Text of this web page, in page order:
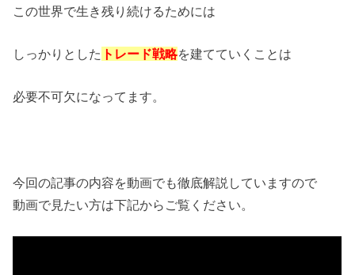
この世界で生き残り続けるためには
しっかりとした トレード戦略を建てていくことは
必要不可欠になってます。
今回の記事の内容を動画でも徹底解説していますので
動画で見たい方は下記からご覧ください。